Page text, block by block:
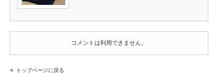
コメントは利用できません。
トップページに戻る